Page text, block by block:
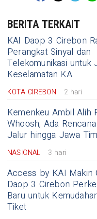
BERITA TERKAIT
KAI Daop 3 Cirebon
Perangkat Sinyal dan
Telekomunikasi untuk
Keselamatan KA
KOTA CIREBON 2 hari
Kemenkeu Ambil Alih
Whoosh, Ada
Jalur hingga Jawa
NASIONAL 3 hari
Access by KAI Makin
Daop 3 Cirebon
Baru untuk
Tiket